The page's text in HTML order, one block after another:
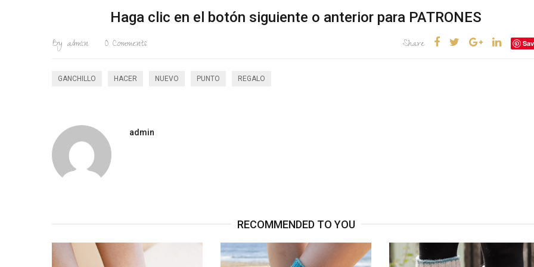
Haga clic en el botón siguiente o anterior para PATRONES
By admin 0 Comments Share
GANCHILLO HACER NUEVO PUNTO REGALO
admin
RECOMMENDED TO YOU